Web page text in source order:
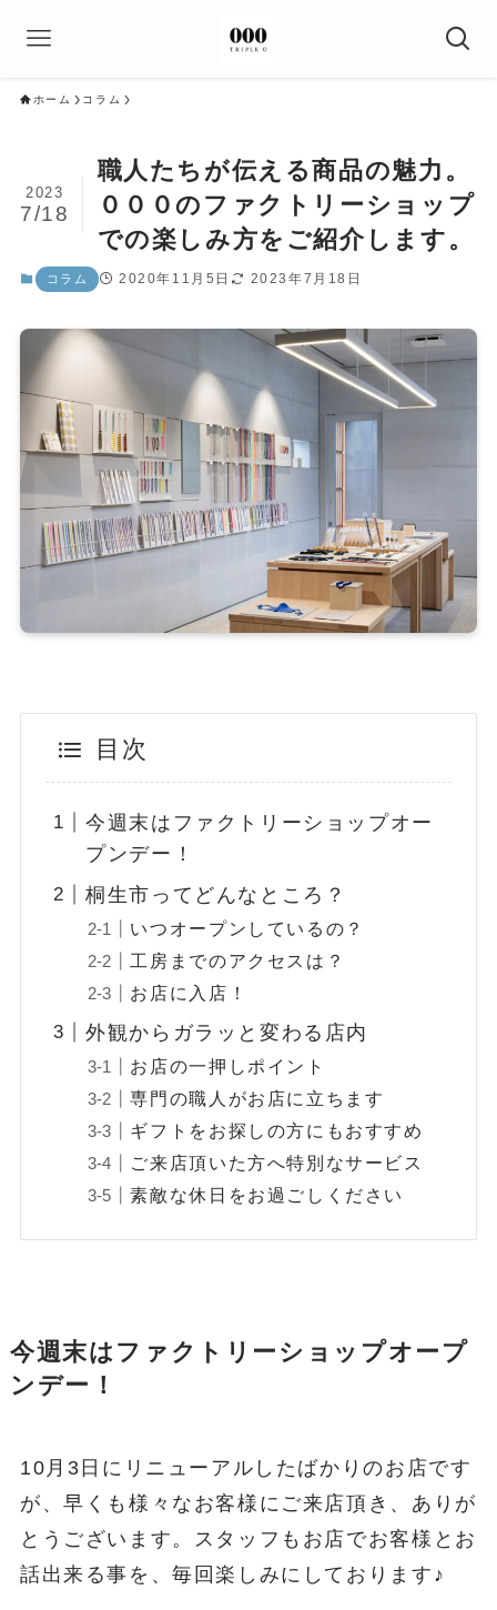
ホーム コラム
職人たちが伝える商品の魅力。
０００のファクトリーショップ
での楽しみ方をご紹介します。
2023
7/18
コラム 2020年11月5日 2023年7月18日
目次
今週末はファクトリーショップオー
プンデー！
桐生市ってどんなところ？
いつオープンしているの？
工房までのアクセスは？
お店に入店！
外観からガラッと変わる店内
お店の一押しポイント
専門の職人がお店に立ちます
ギフトをお探しの方にもおすすめ
ご来店頂いた方へ特別なサービス
素敵な休日をお過ごしください
今週末はファクトリーショップオープ
ンデー！
10月3日にリニューアルしたばかりのお店です
が、早くも様々なお客様にご来店頂き、ありが
とうございます。スタッフもお店でお客様とお
話出来る事を、毎回楽しみにしております♪